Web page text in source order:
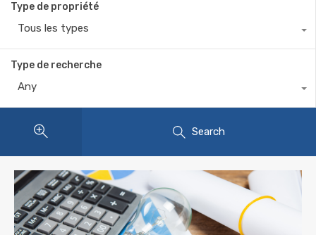
Type de propriété
Tous les types
Type de recherche
Any
Search